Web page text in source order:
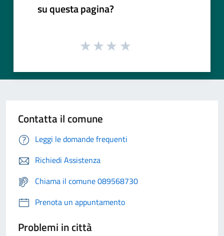
su questa pagina?
Contatta il comune
Leggi le domande frequenti
Richiedi Assistenza
Chiama il comune 089568730
Prenota un appuntamento
Problemi in città